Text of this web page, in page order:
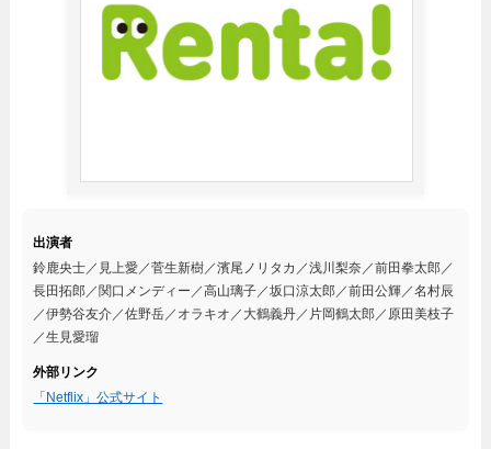
出演者
鈴鹿央士／見上愛／菅生新樹／濱尾ノリタカ／浅川梨奈／前田拳太郎／
長田拓郎／関口メンディー／高山璃子／坂口涼太郎／前田公輝／名村辰
／伊勢谷友介／佐野岳／オラキオ／大鶴義丹／片岡鶴太郎／原田美枝子
／生見愛瑠
外部リンク
「Netflix」公式サイト